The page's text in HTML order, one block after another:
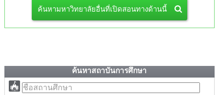
ค้นหามหาวิทยาลัยอื่นที่เปิดสอนทางด้านนี้
ค้นหาสถาบันการศึกษา